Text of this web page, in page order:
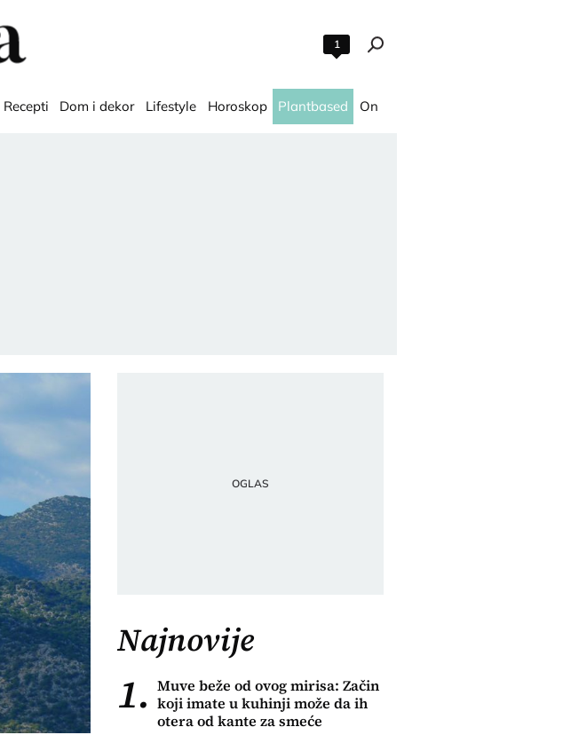
1
Recepti Dom i dekor Lifestyle Horoskop Plantbased On
Najnovije
1. Muve beže od ovog mirisa: Začin
koji imate u kuhinji može da ih
otera od kante za smeće